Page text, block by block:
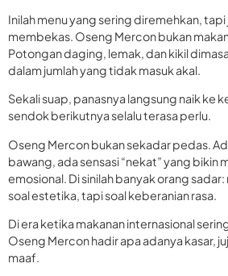
Inilah menu yang sering diremehkan,
membekas. Oseng Mercon bukan
Potongan daging, lemak, dan kikil
dalam jumlah yang tidak masuk akal.
Sekali suap, panasnya langsung naik ke
sendok berikutnya selalu terasa perlu.
Oseng Mercon bukan sekadar pedas.
bawang, ada sensasi “nekat” yang bikin
emosional. Di sinilah banyak orang
soal estetika, tapi soal keberanian rasa.
Di era ketika makanan internasional
Oseng Mercon hadir apa adanya kasar,
maaf.